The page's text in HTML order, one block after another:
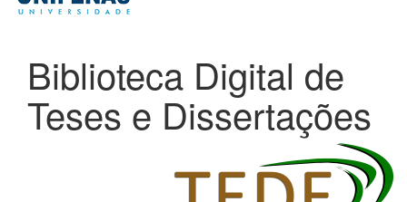
Biblioteca Digital de
Teses e Dissertações